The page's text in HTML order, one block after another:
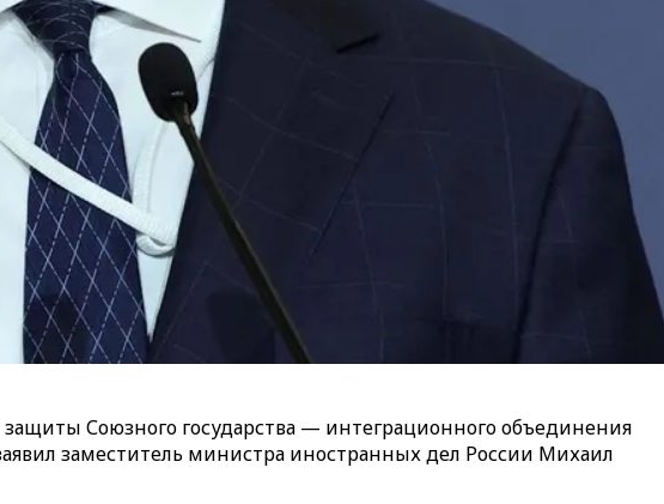
Союзного государства — интеграционного объединения
заместитель министра иностранных дел России Михаил